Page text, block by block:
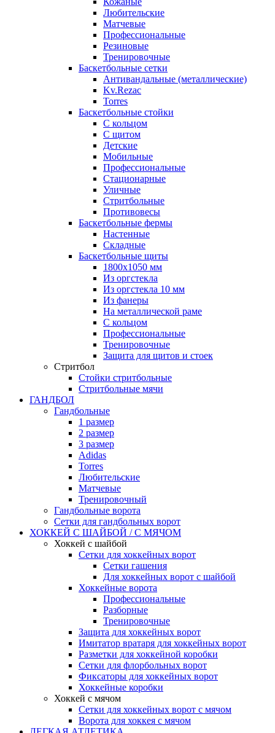
Любительские
Матчевые
Профессиональные
Резиновые
Тренировочные
Баскетбольные сетки
Антивандальные (металлические)
Kv.Rezac
Torres
Баскетбольные стойки
С кольцом
С щитом
Детские
Мобильные
Профессиональные
Стационарные
Уличные
Стритбольные
Противовесы
Баскетбольные фермы
Настенные
Складные
Баскетбольные щиты
1800х1050 мм
Из оргстекла
Из оргстекла 10 мм
Из фанеры
На металлической раме
С кольцом
Профессиональные
Тренировочные
Защита для щитов и стоек
Стритбол
Стойки стритбольные
Стритбольные мячи
ГАНДБОЛ
Гандбольные
1 размер
2 размер
3 размер
Adidas
Torres
Любительские
Матчевые
Тренировочный
Гандбольные ворота
Сетки для гандбольных ворот
ХОККЕЙ С ШАЙБОЙ / С МЯЧОМ
Хоккей с шайбой
Сетки для хоккейных ворот
Сетки гашения
Для хоккейных ворот с шайбой
Хоккейные ворота
Профессиональные
Разборные
Тренировочные
Защита для хоккейных ворот
Имитатор вратаря для хоккейных ворот
Разметки для хоккейной коробки
Сетки для флорбольных ворот
Фиксаторы для хоккейных ворот
Хоккейные коробки
Хоккей с мячом
Сетки для хоккейных ворот с мячом
Ворота для хоккея с мячом